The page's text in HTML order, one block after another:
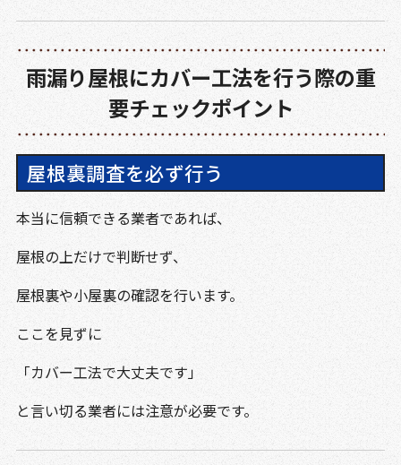
雨漏り屋根にカバー工法を行う際の重
要チェックポイント
屋根裏調査を必ず行う
本当に信頼できる業者であれば、
屋根の上だけで判断せず、
屋根裏や小屋裏の確認を行います。
ここを見ずに
「カバー工法で大丈夫です」
と言い切る業者には注意が必要です。